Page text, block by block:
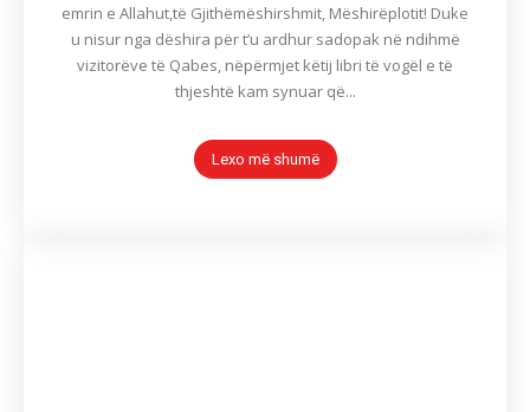
emrin e Allahut,të Gjithëmëshirshmit, Mëshirëplotit! Duke
u nisur nga dëshira për t’u ardhur sadopak në ndihmë
vizitorëve të Qabes, nëpërmjet këtij libri të vogël e të
thjeshtë kam synuar që...
Lexo më shumë